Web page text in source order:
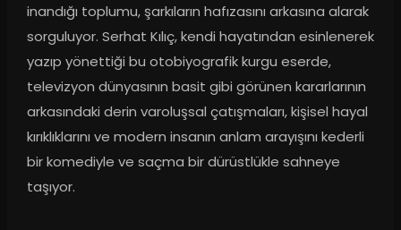
inandığı toplumu, şarkıların hafızasını arkasına alarak
sorguluyor. Serhat Kılıç, kendi hayatından esinlenerek
yazıp yönettiği bu otobiyografik kurgu eserde,
televizyon dünyasının basit gibi görünen kararlarının
arkasındaki derin varoluşsal çatışmaları, kişisel hayal
kırıklıklarını ve modern insanın anlam arayışını kederli
bir komediyle ve saçma bir dürüstlükle sahneye
taşıyor.